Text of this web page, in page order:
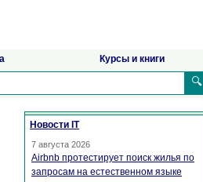
Курсы и книги
🔍
Новости IT
7 августа 2026
Airbnb протестирует поиск жилья по
запросам на естественном языке